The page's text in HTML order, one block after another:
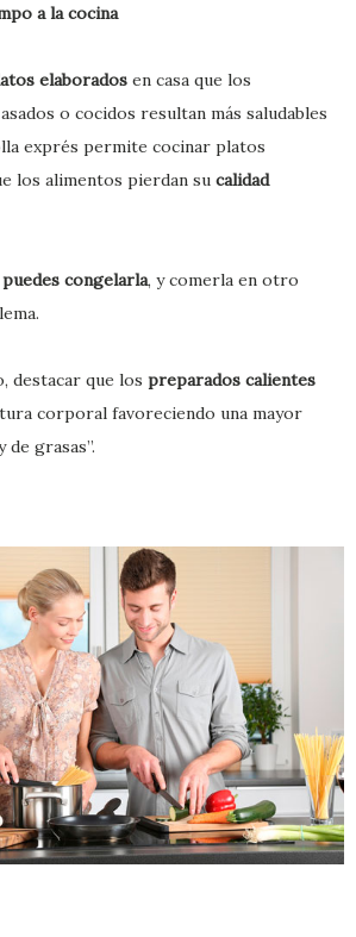
a la cocina
elaborados en casa que los
o cocidos resultan más saludables
exprés permite cocinar platos
los alimentos pierdan su calidad
congelarla, y comerla en otro
destacar que los preparados calientes
corporal favoreciendo una mayor
de grasas”.